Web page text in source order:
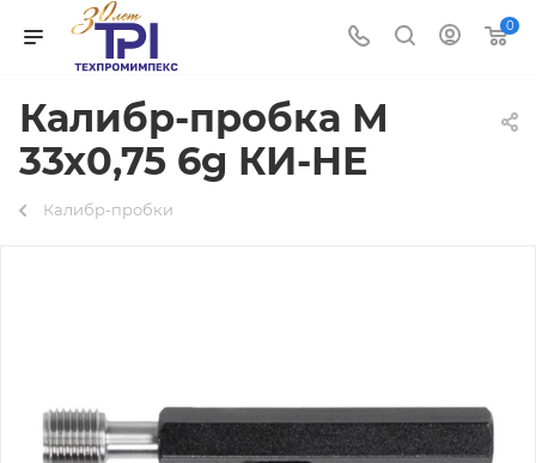
0
Калибр-пробка М
33х0,75 6g КИ-НЕ
Калибр-пробки